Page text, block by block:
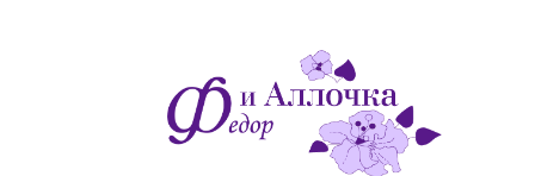
до
навігації
до
контенту